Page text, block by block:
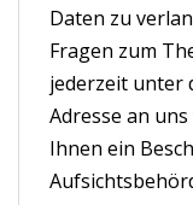
Daten zu
Fragen zum
jederzeit unter
Adresse an
Ihnen ein